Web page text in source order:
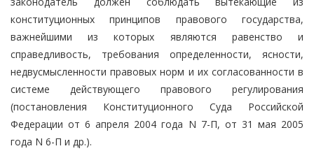
конституционных принципов правового государства,
важнейшими из которых являются равенство и
справедливость, требования определенности, ясности,
недвусмысленности правовых норм и их согласованности в
системе действующего правового регулирования
(постановления Конституционного Суда Российской
Федерации от 6 апреля 2004 года N 7-П, от 31 мая 2005
года N 6-П и др.).